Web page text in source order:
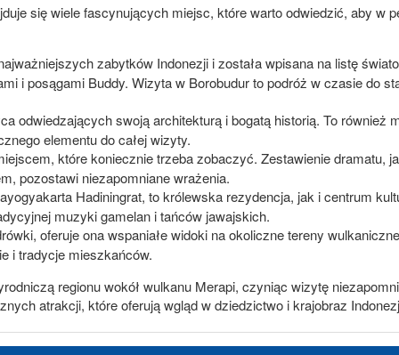
się wiele fascynujących miejsc, które warto odwiedzić, aby w
zabytków Indonezji i została wpisana na listę
i posągami Buddy. Wizyta w Borobudur to podróż w czasie do
odwiedzających swoją architekturą i bogatą historią. To również
elementu do całej wizyty.
które koniecznie trzeba zobaczyć. Zestawienie dramatu,
pozostawi niezapomniane wrażenia.
Hadiningrat, to królewska rezydencja, jak i centrum
muzyki gamelan i tańców jawajskich.
oferuje ona wspaniałe widoki na okoliczne tereny
i tradycje mieszkańców.
regionu wokół wulkanu Merapi, czyniąc wizytę
atrakcji, które oferują wgląd w dziedzictwo i krajobraz